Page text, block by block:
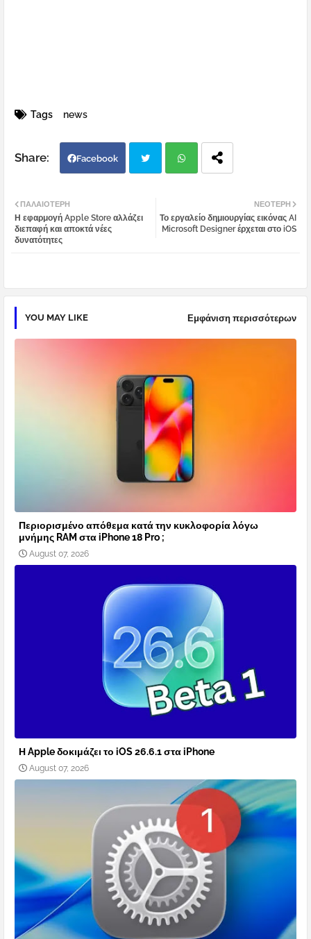
Tags news
Facebook
tter atsa
ΝΕΌΤΕΡΗ
Το εργαλείο δημιουργίας εικόνας AI
Microsoft Designer έρχεται στο iOS
ΠΑΛΑΙΌΤΕΡΗ
Η εφαρμογή Apple Store αλλάζει
διεπαφή και αποκτά νέες
δυνατότητες
YOU MAY LIKE Εμφάνιση περισσότερων
Περιορισμένο απόθεμα κατά την κυκλοφορία λόγω
μνήμης RAM στα iPhone 18 Pro ;
August 07, 2026
Η Apple δοκιμάζει το iOS 26.6.1 στα iPhone
August 07, 2026